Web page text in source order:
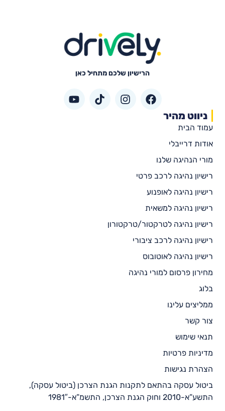
הרישיון שלכם מתחיל כאן
ניווט מהיר
עמוד הבית
אודות דרייבלי
מורי הנהיגה שלנו
רישיון נהיגה לרכב פרטי
רישיון נהיגה לאופנוע
רישיון נהיגה למשאית
רישיון נהיגה לטרקטור/טרקטורון
רישיון נהיגה לרכב ציבורי
רישיון נהיגה לאוטובוס
מחירון פרסום למורי נהיגה
בלוג
ממליצים עלינו
צור קשר
תנאי שימוש
מדיניות פרטיות
הצהרת נגישות
ביטול עסקה בהתאם לתקנות הגנת הצרכן (ביטול עסקה),
התשע”א-2010 וחוק הגנת הצרכן, התשמ”א-1981″